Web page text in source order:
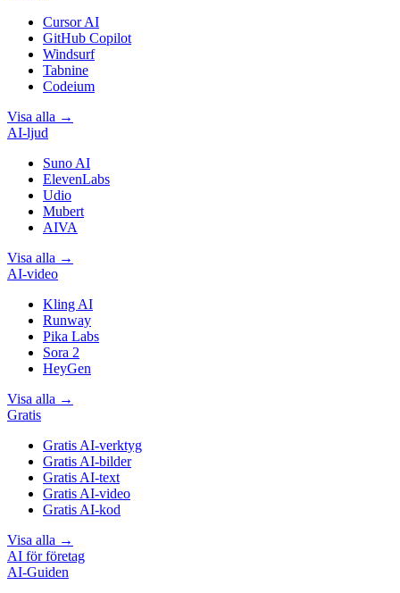
Cursor AI
GitHub Copilot
Windsurf
Tabnine
Codeium
Visa alla →
AI-ljud
Suno AI
ElevenLabs
Udio
Mubert
AIVA
Visa alla →
AI-video
Kling AI
Runway
Pika Labs
Sora 2
HeyGen
Visa alla →
Gratis
Gratis AI-verktyg
Gratis AI-bilder
Gratis AI-text
Gratis AI-video
Gratis AI-kod
Visa alla →
AI för företag
AI-Guiden